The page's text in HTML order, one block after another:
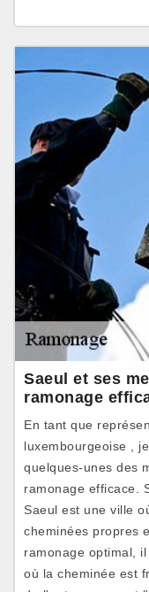
Saeul et ses
ramonage
En tant que
luxembourgeoise ,
quelques-unes des
ramonage efficace.
Saeul est une ville
cheminées propres
ramonage optimal,
où la cheminée est